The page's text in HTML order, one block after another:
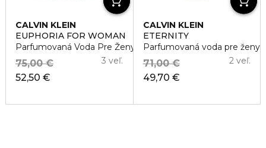
CALVIN KLEIN
EUPHORIA FOR WOMAN
Parfumovaná Voda Pre Ženy
52,50 €
75,00 € 3 veľ.
CALVIN KLEIN
ETERNITY
Parfumovaná voda pre ženy
49,70 €
71,00 € 2 veľ.